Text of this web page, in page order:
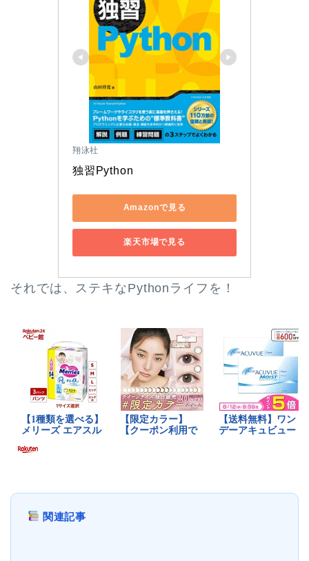
翔泳社
独習Python
Amazonで見る
楽天市場で見る
それでは、ステキなPythonライフを！
関連記事